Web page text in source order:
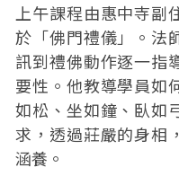
上午課程由惠中寺副
於「佛門禮儀」。法
訊到禮佛動作逐一指
要性。他教導學員如
如松、坐如鐘、臥如
求，透過莊嚴的身相
涵養。